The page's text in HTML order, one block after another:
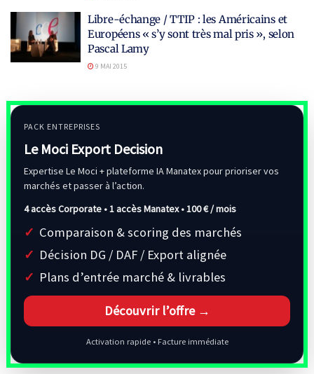
Libre-échange / TTIP : les Américains et
Européens « s’y sont très mal pris », selon
Pascal Lamy
9 MAI 2015
PACK ENTREPRISES
Le Moci Export Decision
Expertise Le Moci + plateforme IA Manatex pour prioriser vos
marchés et passer à l’action.
4 accès Corporate • 1 accès Manatex •100 € / mois
Comparaison & scoring des marchés
Décision DG / DAF / Export alignée
Plans d’entrée marché & livrables
Découvrir l’offre →
Activation rapide • Facture immédiate